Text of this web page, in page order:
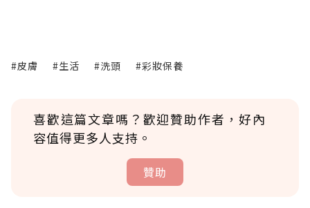
#皮膚 #生活 #洗頭 #彩妝保養
喜歡這篇文章嗎？歡迎贊助作者，好內
容值得更多人支持。
贊助